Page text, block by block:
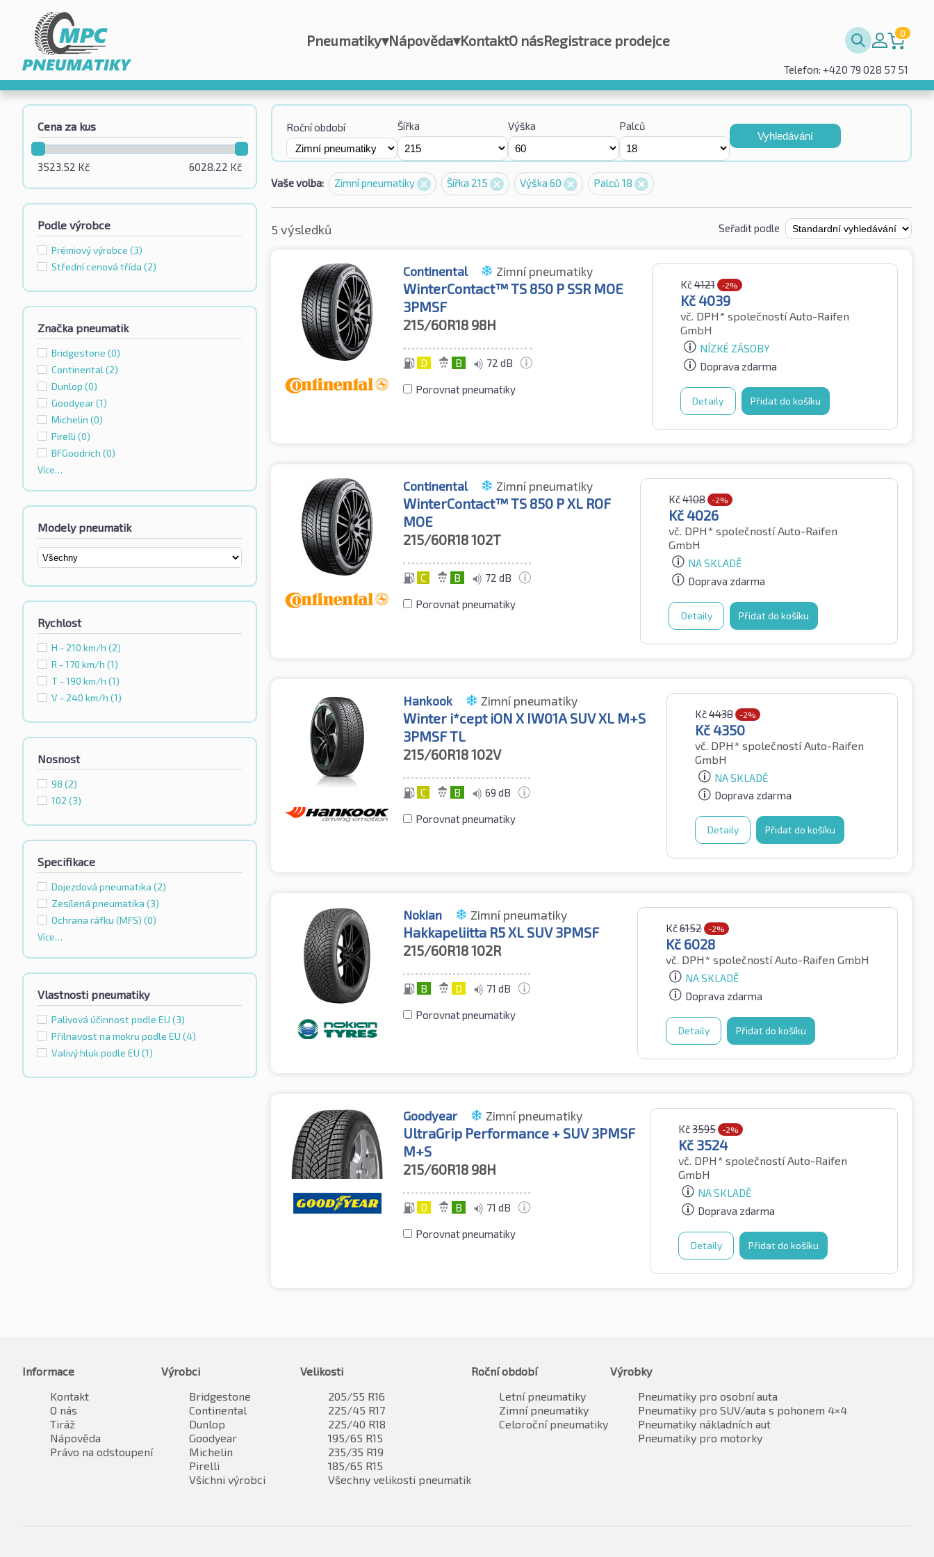
Pneumatiky▾Nápověda▾KontaktO násRegistrace prodejce 0
Telefon: +420 79 028 57 51
Cena za kus
6028.22 Kč
3523.52 Kč
Podle výrobce
Prémiový výrobce (3)
Střední cenová třída (2)
Značka pneumatik
Bridgestone (0)
Continental (2)
Dunlop (0)
Goodyear(1)
Michelin (0)
Pirelli (0)
BFGoodrich (0)
Více…
Modely pneumatik
Rychlost
H - 210 km/h (2)
R - 170 km/h (1)
T - 190 km/h (1)
V - 240 km/h (1)
Nosnost
98 (2)
102 (3)
Specifikace
Dojezdová pneumatika (2)
Zesílená pneumatika (3)
Ochrana ráfku (MFS) (0)
Více…
Vlastnosti pneumatiky
Palivová účinnost podle EU (3)
Přilnavost na mokru podle EU (4)
Valivý hluk podle EU (1)
Roční období Šířka Výška Palců
Vyhledávání
Vaše volba: Zimní pneumatiky Šířka 215 Výška 60 Palců 18
5 výsledků Seřadit podle
Continental Zimní pneumatiky
WinterContact™ TS 850 P SSR MOE
3PMSF
215/60R18 98H
D B 72 dB
Porovnat pneumatiky
Kč4121 -2%
Kč4039
vč. DPH* společností Auto-Raifen
GmbH
NÍZKÉ ZÁSOBY
Doprava zdarma
Detaily Přidat do košíku
Continental Zimní pneumatiky
WinterContact™ TS 850 P XL ROF
MOE
215/60R18102T
C B 72 dB
Porovnat pneumatiky
Kč4108 -2%
Kč4026
vč. DPH*společností Auto-Raifen
GmbH
NA SKLADĚ
Doprava zdarma
Detaily Přidat do košíku
Hankook Zimní pneumatiky
Winter i*cept iON X IW01A SUV XL M+S
3PMSF TL
215/60R18102V
C B 69 dB
Porovnat pneumatiky
Kč4438 -2%
Kč4350
vč. DPH*společností Auto-Raifen
GmbH
NA SKLADĚ
Doprava zdarma
Detaily Přidat do košíku
Nokian Zimní pneumatiky
Hakkapeliitta R5 XL SUV 3PMSF
215/60R18102R
B D 71 dB
Porovnat pneumatiky
Kč6152 -2%
Kč 6028
vč. DPH* společností Auto-Raifen GmbH
NA SKLADĚ
Doprava zdarma
Detaily Přidat do košíku
Goodyear Zimní pneumatiky
UltraGrip Performance + SUV 3PMSF
M+S
215/60R18 98H
D B 71 dB
Porovnat pneumatiky
Kč3595 -2%
Kč 3524
vč. DPH*společností Auto-Raifen
GmbH
NA SKLADĚ
Doprava zdarma
Detaily Přidat do košíku
Informace
Kontakt
O nás
Tiráž
Nápověda
Právo na odstoupení
Výrobci
Bridgestone
Continental
Dunlop
Goodyear
Michelin
Pirelli
Všichni výrobci
Velikosti
205/55 R16
225/45 R17
225/40 R18
195/65 R15
235/35 R19
185/65 R15
Všechny velikosti pneumatik
Roční období
Letní pneumatiky
Zimní pneumatiky
Celoroční pneumatiky
Výrobky
Pneumatiky pro osobní auta
Pneumatiky pro SUV/auta s pohonem 4×4
Pneumatiky nákladních aut
Pneumatiky pro motorky